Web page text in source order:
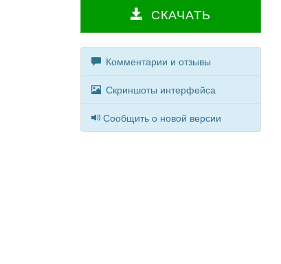
СКАЧАТЬ
Комментарии и отзывы
Скриншоты интерфейса
Сообщить о новой версии